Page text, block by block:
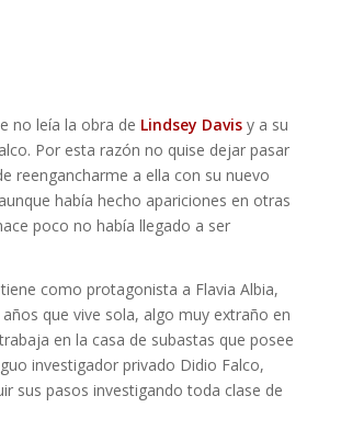
no leía la obra de Lindsey Davisy a su
Por esta razón no quise dejar pasar
reengancharme a ella con su nuevo
había hecho apariciones en otras
poco no había llegado a ser
tiene como protagonista a Flavia Albia,
que vive sola, algo muy extraño en
en la casa de subastas que posee
investigador privado Didio Falco,
sus pasos investigando toda clase de